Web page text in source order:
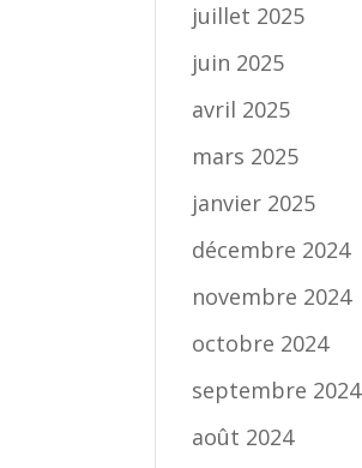
juillet 2025
juin 2025
avril 2025
mars 2025
janvier 2025
décembre 2024
novembre 2024
octobre 2024
septembre 2024
août 2024